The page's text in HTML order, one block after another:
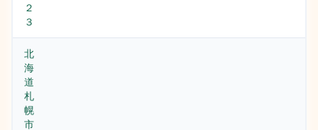
２
３
北
海
道
札
幌
市